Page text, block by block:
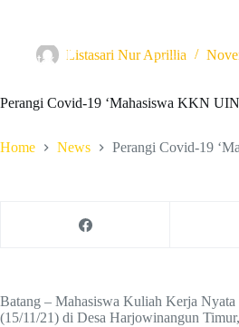
Kontak Beranda
Listasari Nur Aprillia
Perangi Covid-19 ‘Mahasiswa KKN
Home News Perangi Covid-19
Batang – Mahasiswa Kuliah Kerja
(15/11/21) di Desa Harjowinangun